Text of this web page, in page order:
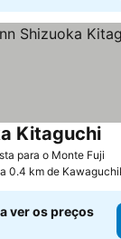
para o Monte Fuji
Kitaguchi
a 0.4 km de
ver os preços